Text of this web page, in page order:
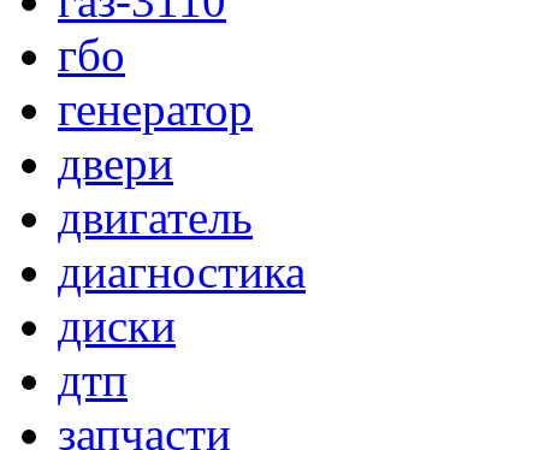
гбо
генератор
двери
двигатель
диагностика
диски
дтп
запчасти